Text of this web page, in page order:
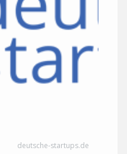
deutsche-startups.de